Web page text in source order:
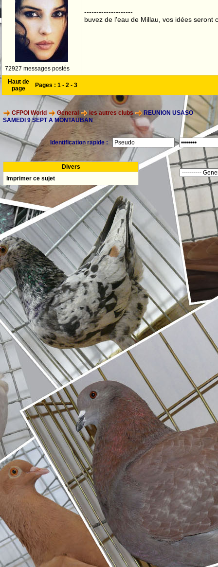
72927 messages postés
--------------------
buvez de l'eau de Millau, vos idées seront
Haut de
page
Pages : 1 - 2 - 3
CFPOI World General les autres clubs
REUNION USASO
SAMEDI 9 SEPT A MONTAUBAN
Identification rapide :
Divers
Imprimer ce sujet